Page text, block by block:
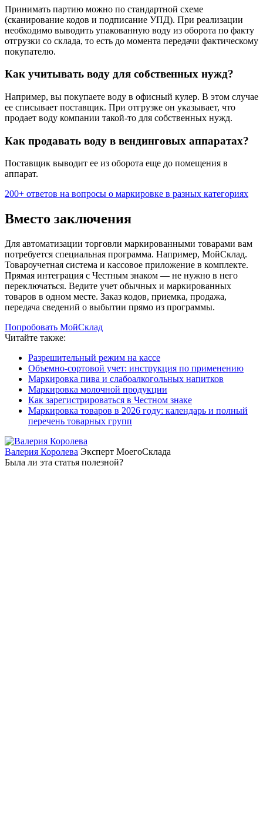
Принимать партию можно по стандартной схеме
(сканирование кодов и подписание УПД). При реализации
необходимо выводить упакованную воду из оборота по факту
отгрузки со склада, то есть до момента передачи фактическому
покупателю.
Как учитывать воду для собственных нужд?
Например, вы покупаете воду в офисный кулер. В этом случае
ее списывает поставщик. При отгрузке он указывает, что
продает воду компании такой-то для собственных нужд.
Как продавать воду в вендинговых аппаратах?
Поставщик выводит ее из оборота еще до помещения в
аппарат.
200+ ответов на вопросы о маркировке в разных категориях
Вместо заключения
Для автоматизации торговли маркированными товарами вам
потребуется специальная программа. Например, МойСклад.
Товароучетная система и кассовое приложение в комплекте.
Прямая интеграция с Честным знаком — не нужно в него
переключаться. Ведите учет обычных и маркированных
товаров в одном месте. Заказ кодов, приемка, продажа,
передача сведений о выбытии прямо из программы.
Попробовать МойСклад
Читайте также:
Разрешительный режим на кассе
Объемно-сортовой учет: инструкция по применению
Маркировка пива и слабоалкогольных напитков
Маркировка молочной продукции
Как зарегистрироваться в Честном знаке
Маркировка товаров в 2026 году: календарь и полный
перечень товарных групп
Валерия Королева Эксперт МоегоСклада
Была ли эта статья полезной?